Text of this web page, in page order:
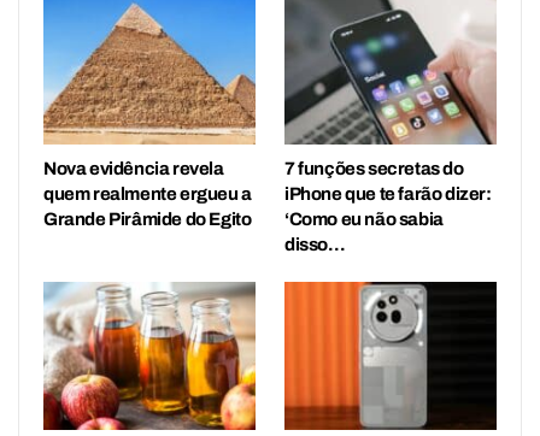
Nova evidência revela
quem realmente ergueu a
Grande Pirâmide do Egito
7 funções secretas do
iPhone que te farão dizer:
‘Como eu não sabia
disso…